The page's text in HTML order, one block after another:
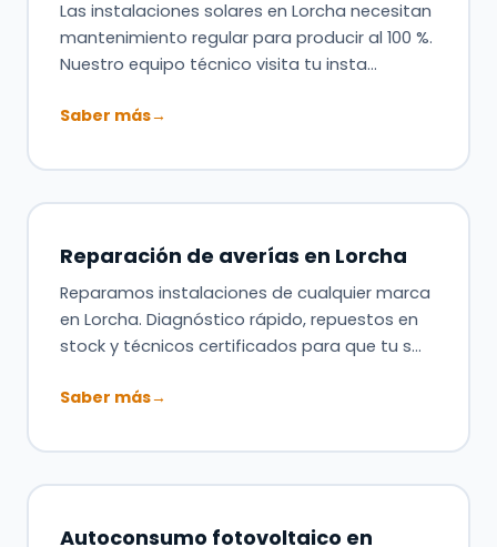
Las instalaciones solares en Lorcha necesitan
mantenimiento regular para producir al 100 %.
Nuestro equipo técnico visita tu insta…
Saber más→
Reparación de averías en Lorcha
Reparamos instalaciones de cualquier marca
en Lorcha. Diagnóstico rápido, repuestos en
stock y técnicos certificados para que tu s…
Saber más→
Autoconsumo fotovoltaico en